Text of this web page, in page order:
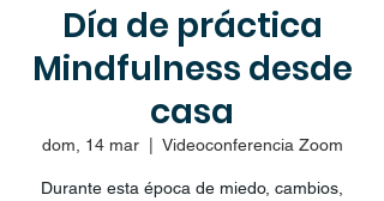
Día de práctica
Mindfulness desde
casa
dom, 14 mar
  |
Videoconferencia Zoom
Durante esta época de miedo, cambios,